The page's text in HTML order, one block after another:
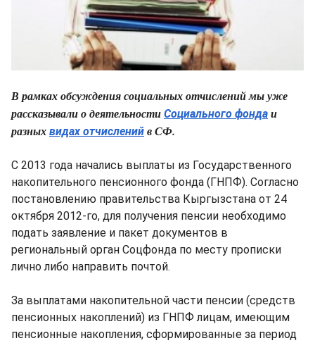
В рамках обсуждения социальных отчислений мы уже
рассказывали о деятельности Социального фонда и
разных видах отчислений в СФ.
С 2013 года начались выплаты из Государственного
накопительного пенсионного фонда (ГНПФ). Согласно
постановлению правительства Кыргызстана от 24
октября 2012-го, для получения пенсии необходимо
подать заявление и пакет документов в
региональный орган Соцфонда по месту прописки
лично либо направить почтой.
За выплатами накопительной части пенсии (средств
пенсионных накоплений) из ГНПФ лицам, имеющим
пенсионные накопления, сформированные за период